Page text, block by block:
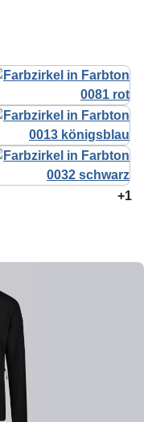
+1